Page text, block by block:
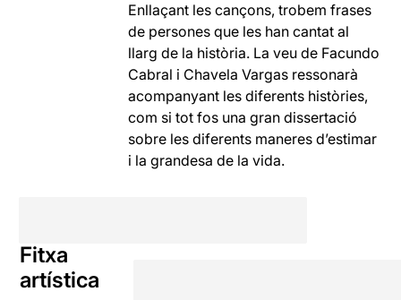
Enllaçant les cançons, trobem frases
de persones que les han cantat al
llarg de la història. La veu de Facundo
Cabral i Chavela Vargas ressonarà
acompanyant les diferents històries,
com si tot fos una gran dissertació
sobre les diferents maneres d’estimar
i la grandesa de la vida.
Fitxa
artística